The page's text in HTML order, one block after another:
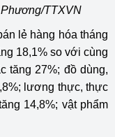
TTXVN
lẻ hàng hóa tháng
18,1% so với cùng
tăng 27%; đồ dùng,
lương thực, thực
14,8%; vật phẩm